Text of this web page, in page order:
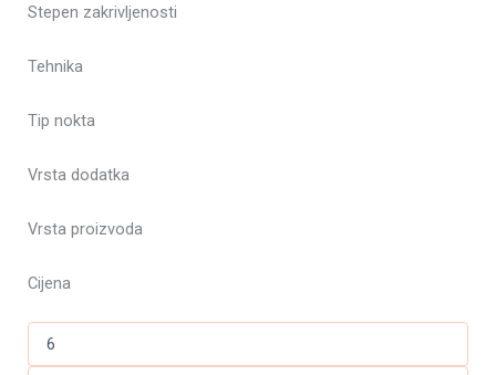
Stepen zakrivljenosti
Tehnika
Tip nokta
Vrsta dodatka
Vrsta proizvoda
Cijena